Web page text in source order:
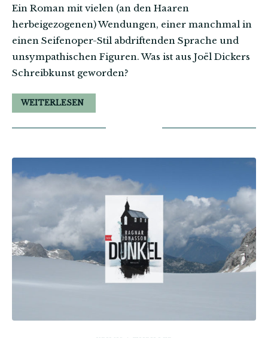
Ein Roman mit vielen (an den Haaren
herbeigezogenen) Wendungen, einer manchmal in
einen Seifenoper-Stil abdriftenden Sprache und
unsympathischen Figuren. Was ist aus Joël Dickers
Schreibkunst geworden?
WEITERLESEN